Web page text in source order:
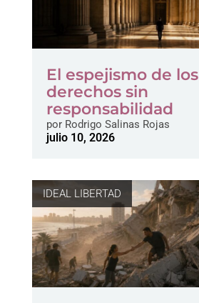
El espejismo de los
derechos sin
responsabilidad
porRodrigo Salinas Rojas
julio 10, 2026
IDEAL LIBERTAD